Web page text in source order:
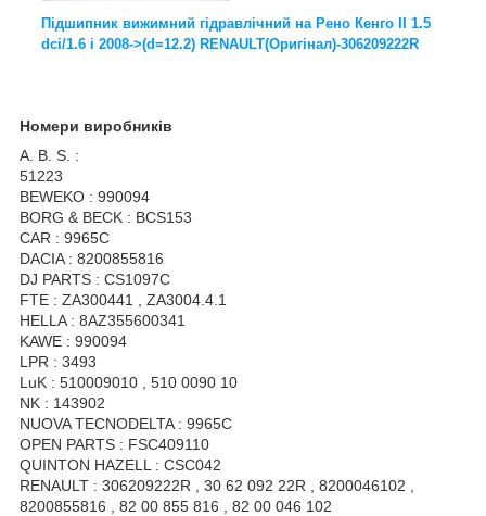
Підшипник вижимний гідравлічний на Рено Кенго II 1.5
dci/1.6 i 2008->(d=12.2) RENAULT(Оригінал)-306209222R
Номери виробників
A. B. S. :
51223
BEWEKO : 990094
BORG & BECK : BCS153
CAR : 9965C
DACIA : 8200855816
DJ PARTS : CS1097C
FTE : ZA300441 , ZA3004.4.1
HELLA : 8AZ355600341
KAWE : 990094
LPR : 3493
LuK : 510009010 , 510 0090 10
NK : 143902
NUOVA TECNODELTA : 9965C
OPEN PARTS : FSC409110
QUINTON HAZELL : CSC042
RENAULT : 306209222R , 30 62 092 22R , 8200046102 ,
8200855816 , 82 00 855 816 , 82 00 046 102